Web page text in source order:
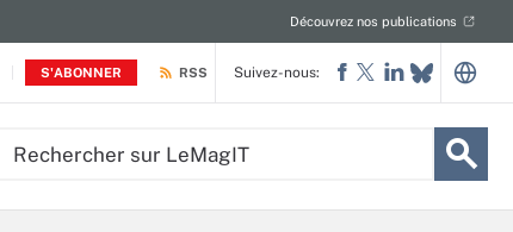
S'ABONNER
Découvrez nos publications
RSS Suivez-nous: